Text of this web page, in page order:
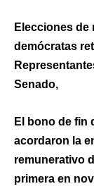
Elecciones de
demócratas
Senado,
El bono de fin
acordaron la
remunerativo
primera en